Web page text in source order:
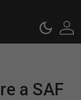
a SAF